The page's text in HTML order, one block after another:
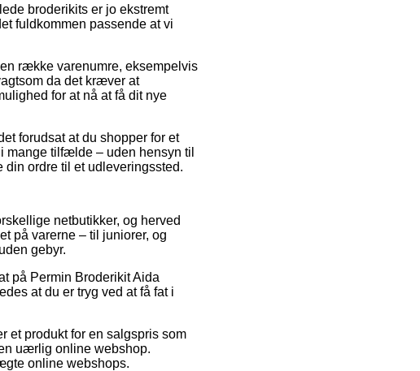
broderikits er jo ekstremt
fuldkommen passende at vi
række varenumre, eksempelvis
da det kræver at
for at nå at få dit nye
forudsat at du shopper for et
mange tilfælde – uden hensyn til
ordre til et udleveringssted.
netbutikker, og herved
på varerne – til juniorer, og
gebyr.
på Permin Broderikit Aida
at du er tryg ved at få fat i
et produkt for en salgspris som
uærlig online webshop.
online webshops.